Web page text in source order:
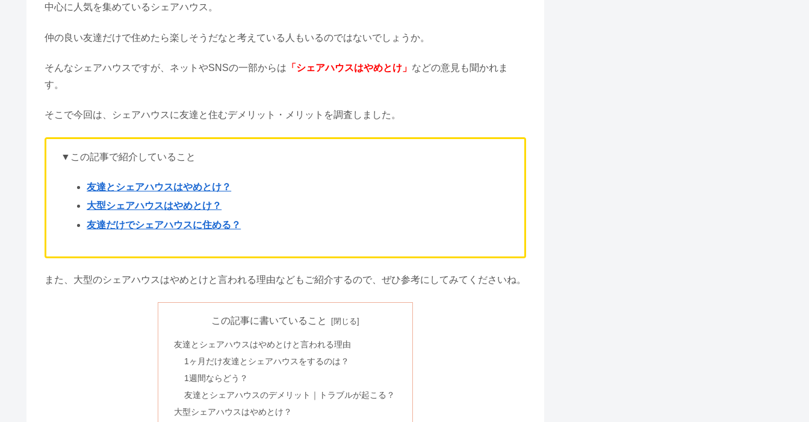
中心に人気を集めているシェアハウス。
仲の良い友達だけで住めたら楽しそうだなと考えている人もいるのではないでしょうか。
そんなシェアハウスですが、ネットやSNSの一部からは 「シェアハウスはやめとけ」 などの意見も聞かれま
す。
そこで今回は、シェアハウスに友達と住むデメリット・メリットを調査しました。
▼この記事で紹介していること
友達とシェアハウスはやめとけ？
大型シェアハウスはやめとけ？
友達だけでシェアハウスに住める？
また、大型のシェアハウスはやめとけと言われる理由などもご紹介するので、ぜひ参考にしてみてくださいね。
この記事に書いていること
友達とシェアハウスはやめとけと言われる理由
1ヶ月だけ友達とシェアハウスをするのは？
1週間ならどう？
友達とシェアハウスのデメリット｜トラブルが起こる？
大型シェアハウスはやめとけ？